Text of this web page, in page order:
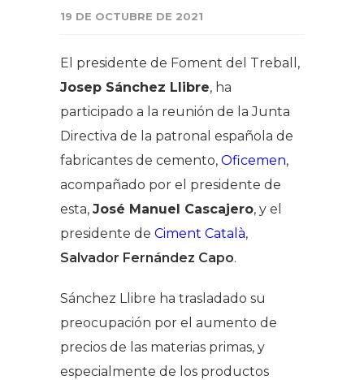
19 DE OCTUBRE DE 2021
El presidente de Foment del Treball,
Josep Sánchez Llibre, ha
participado a la reunión de la Junta
Directiva de la patronal española de
fabricantes de cemento, Oficemen,
acompañado por el presidente de
esta, José Manuel Cascajero, y el
presidente de Ciment Català,
Salvador Fernández Capo.
Sánchez Llibre ha trasladado su
preocupación por el aumento de
precios de las materias primas, y
especialmente de los productos